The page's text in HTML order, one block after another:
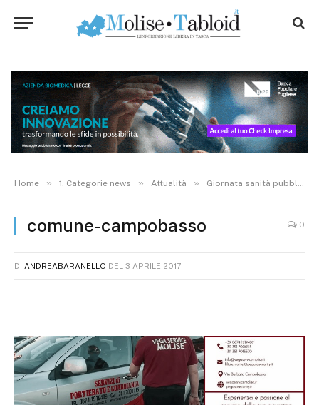
Home » 1. Categorie news » Attualità » Giornata sanità pubblica, Campobasso aderisce alla mobilitazione
comune-campobasso 0
DI ANDREABARANELLO DEL 3 APRILE 2017